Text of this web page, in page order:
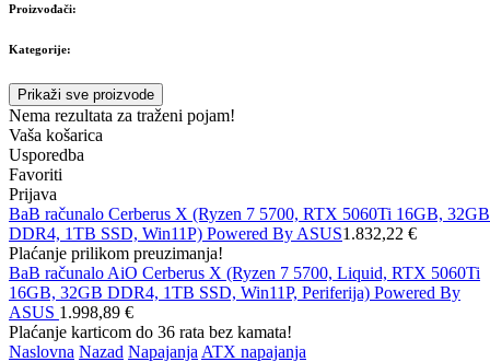
Proizvođači:
Kategorije:
Prikaži sve proizvode
Nema rezultata za traženi pojam!
Vaša košarica
Usporedba
Favoriti
Prijava
BaB računalo Cerberus X (Ryzen 7 5700, RTX 5060Ti 16GB, 32GB
DDR4, 1TB SSD, Win11P) Powered By ASUS1.832,22 €
Plaćanje prilikom preuzimanja!
BaB računalo AiO Cerberus X (Ryzen 7 5700, Liquid, RTX 5060Ti
16GB, 32GB DDR4, 1TB SSD, Win11P, Periferija) Powered By
ASUS 1.998,89 €
Plaćanje karticom do 36 rata bez kamata!
Naslovna Nazad Napajanja ATX napajanja